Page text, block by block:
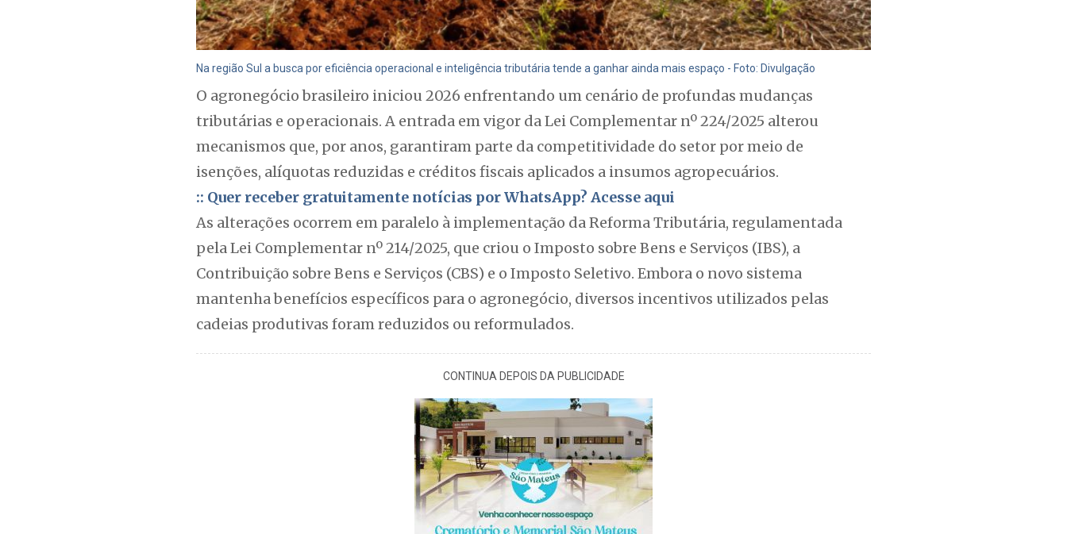
Na região Sul a busca por eficiência operacional e inteligência tributária tende a ganhar ainda mais espaço - Foto: Divulgação
O agronegócio brasileiro iniciou 2026 enfrentando um cenário de profundas mudanças
tributárias e operacionais. A entrada em vigor da Lei Complementar nº 224/2025 alterou
mecanismos que, por anos, garantiram parte da competitividade do setor por meio de
isenções, alíquotas reduzidas e créditos fiscais aplicados a insumos agropecuários.
:: Quer receber gratuitamente notícias por WhatsApp? Acesse aqui
As alterações ocorrem em paralelo à implementação da Reforma Tributária, regulamentada
pela Lei Complementar nº 214/2025, que criou o Imposto sobre Bens e Serviços (IBS), a
Contribuição sobre Bens e Serviços (CBS) e o Imposto Seletivo. Embora o novo sistema
mantenha benefícios específicos para o agronegócio, diversos incentivos utilizados pelas
cadeias produtivas foram reduzidos ou reformulados.
CONTINUA DEPOIS DA PUBLICIDADE